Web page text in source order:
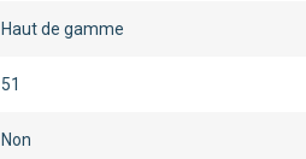
Haut de gamme
51
Non